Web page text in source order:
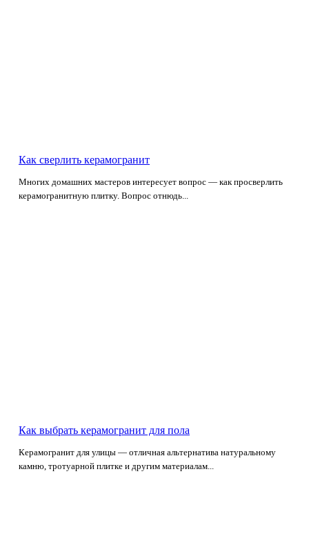
Как сверлить керамогранит
Многих домашних мастеров интересует вопрос — как просверлить
керамогранитную плитку. Вопрос отнюдь...
Как выбрать керамогранит для пола
Керамогранит для улицы — отличная альтернатива натуральному
камню, тротуарной плитке и другим материалам...